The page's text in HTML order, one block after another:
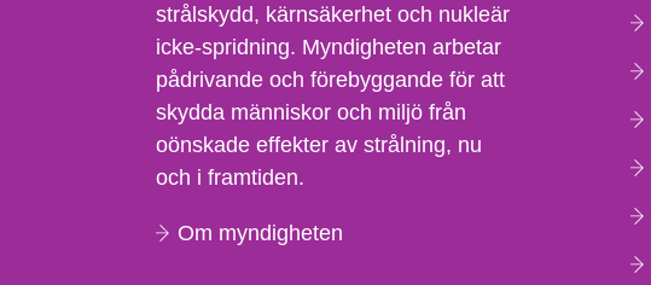
strålskydd, kärnsäkerhet och nukleär
icke-spridning. Myndigheten arbetar
pådrivande och förebyggande för att
skydda människor och miljö från
oönskade effekter av strålning, nu
och i framtiden.
Om myndigheten